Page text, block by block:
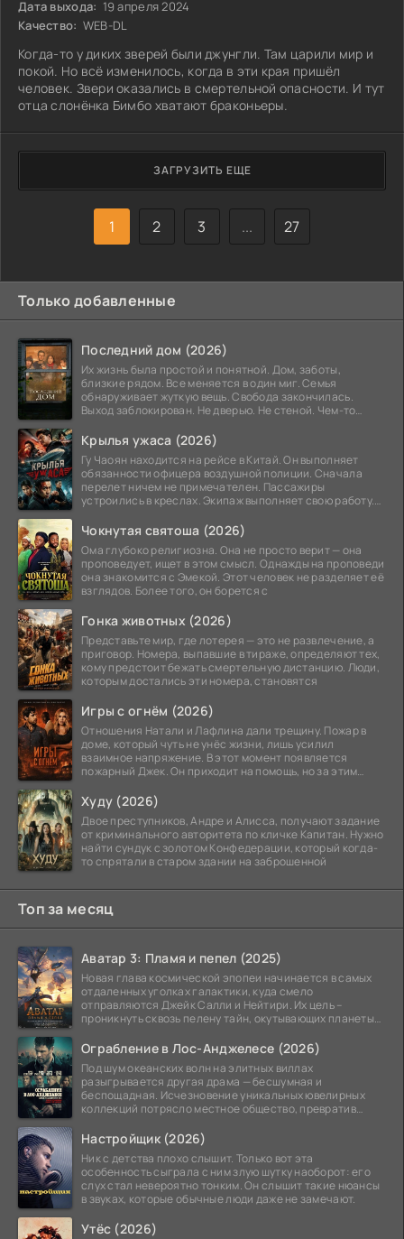
Дата выхода: 19 апреля 2024
Качество: WEB-DL
Когда-то у диких зверей были джунгли. Там царили мир и
покой. Но всё изменилось, когда в эти края пришёл
человек. Звери оказались в смертельной опасности. И тут
отца слонёнка Бимбо хватают браконьеры.
ЗАГРУЗИТЬ ЕЩЕ
1 2 3 ... 27
Только добавленные
Последний дом (2026)
Их жизнь была простой и понятной. Дом, заботы,
близкие рядом. Все меняется в один миг. Семья
обнаруживает жуткую вещь. Свобода закончилась.
Выход заблокирован. Не дверью. Не стеной. Чем-то
Крылья ужаса (2026)
Гу Чаоян находится на рейсе в Китай. Он выполняет
обязанности офицера воздушной полиции. Сначала
перелет ничем не примечателен. Пассажиры
устроились в креслах. Экипаж выполняет свою работу.
Чокнутая святоша (2026)
Ома глубоко религиозна. Она не просто верит — она
проповедует, ищет в этом смысл. Однажды на проповеди
она знакомится с Эмекой. Этот человек не разделяет её
взглядов. Более того, он борется с
Гонка животных (2026)
Представьте мир, где лотерея — это не развлечение, а
приговор. Номера, выпавшие в тираже, определяют тех,
кому предстоит бежать смертельную дистанцию. Люди,
которым достались эти номера, становятся
Игры с огнём (2026)
Отношения Натали и Лафлина дали трещину. Пожар в
доме, который чуть не унёс жизни, лишь усилил
взаимное напряжение. В этот момент появляется
пожарный Джек. Он приходит на помощь, но за этим
Худу (2026)
Двое преступников, Андре и Алисса, получают задание
от криминального авторитета по кличке Капитан. Нужно
найти сундук с золотом Конфедерации, который когда-
то спрятали в старом здании на заброшенной
Топ за месяц
Аватар 3: Пламя и пепел (2025)
Новая глава космической эпопеи начинается в самых
отдаленных уголках галактики, куда смело
отправляются Джейк Салли и Нейтири. Их цель –
проникнуть сквозь пелену тайн, окутывающих планеты
Ограбление в Лос-Анджелесе (2026)
Под шум океанских волн на элитных виллах
разыгрывается другая драма — бесшумная и
беспощадная. Исчезновение уникальных ювелирных
коллекций потрясло местное общество, превратив
Настройщик (2026)
Ник с детства плохо слышит. Только вот эта
особенность сыграла с ним злую шутку наоборот: его
слух стал невероятно тонким. Он слышит такие нюансы
в звуках, которые обычные люди даже не замечают.
Утёс (2026)